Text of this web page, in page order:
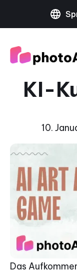
KI-
10.
Das